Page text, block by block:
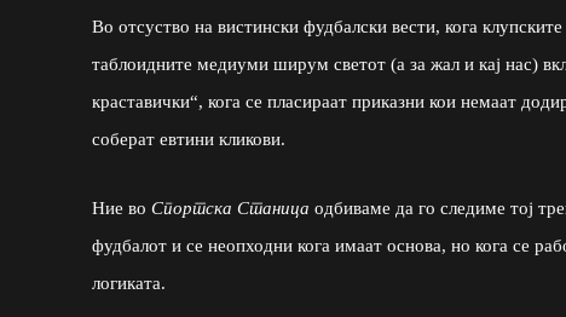
Во отсуство на вистински фудбалски вести, кога
таблоидните медиуми ширум светот (а за жал и кај нас)
краставички“, кога се пласираат приказни кои немаат
соберат евтини кликови.
Ние во Спортска Станица одбиваме да го следиме тој
фудбалот и се неопходни кога имаат основа, но кога се
логиката.